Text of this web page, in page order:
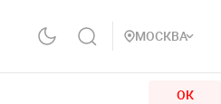
МОСКВА
ОК